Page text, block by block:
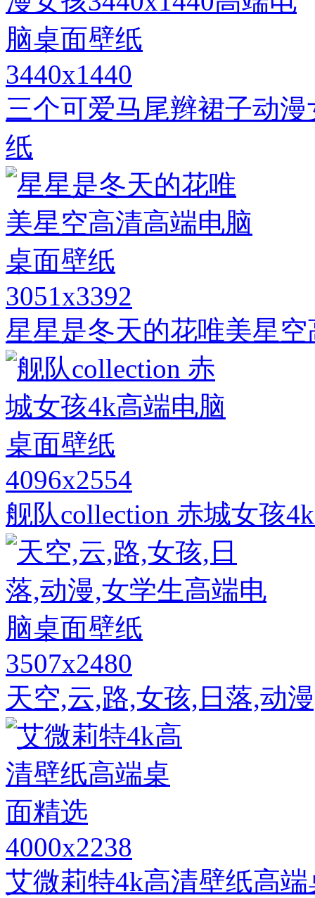
3440x1440
三个可爱马尾辫裙子动
纸
3051x3392
星星是冬天的花唯美星
4096x2554
舰队collection 赤城女孩
3507x2480
天空,云,路,女孩,日落,动
4000x2238
艾微莉特4k高清壁纸高